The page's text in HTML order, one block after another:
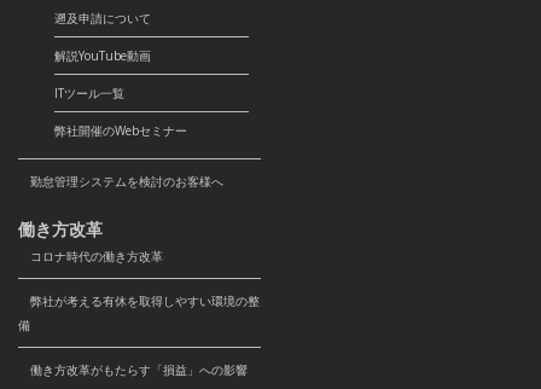
遡及申請について
解説YouTube動画
ITツール一覧
弊社開催のWebセミナー
勤怠管理システムを検討のお客様へ
働き方改革
コロナ時代の働き方改革
弊社が考える有休を取得しやすい環境の整
備
働き方改革がもたらす「損益」への影響